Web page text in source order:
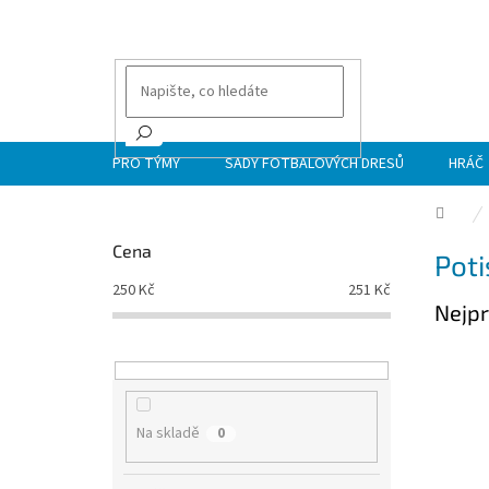
PRO TÝMY SADY FOTBALOVÝCH DRESŮ HRÁČ
Domů
Cena
250Kč 251 Kč
Na skladě 0